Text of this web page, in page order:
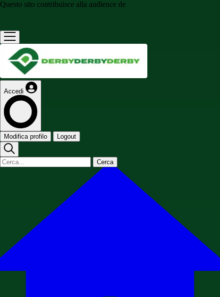
Questo sito contribuisce alla audience de
Accedi
Modifica profilo Logout
Cerca